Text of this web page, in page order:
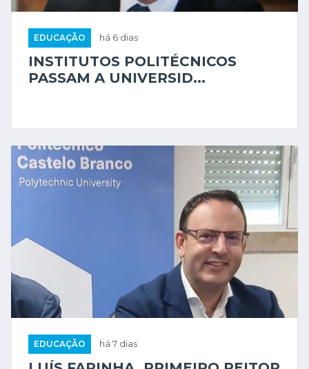
EDUCAÇÃO há 6 dias
INSTITUTOS POLITÉCNICOS
PASSAM A UNIVERSID...
EDUCAÇÃO há 7 dias